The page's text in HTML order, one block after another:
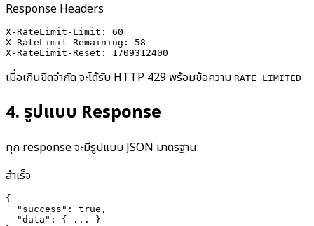
Response Headers
X-RateLimit-Limit: 60
X-RateLimit-Remaining: 58
X-RateLimit-Reset: 1709312400
เมื่อเกินขีดจำกัด จะได้รับ HTTP 429 พร้อมข้อความ RATE_LIMITED
4.รูปแบบ Response
ทุก response จะมีรูปแบบ JSON มาตรฐาน:
สำเร็จ
{
  "success": true,
  "data": { ... }